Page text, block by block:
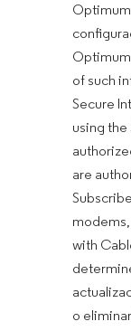
of such
Secure
using
are
with
o